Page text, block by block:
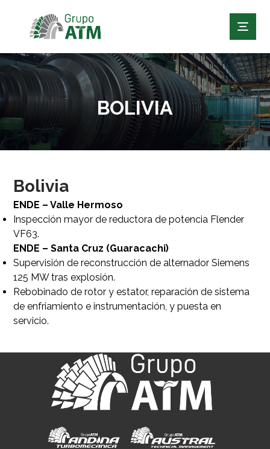
BOLIVIA
Bolivia
ENDE – Valle Hermoso
Inspección mayor de reductora de potencia Flender
VF63.
ENDE – Santa Cruz (Guaracachi)
Supervisión de reconstrucción de alternador Siemens
125 MW tras explosión.
Rebobinado de rotor y estator, reparación de sistema
de enfriamiento e instrumentación, y puesta en
servicio.